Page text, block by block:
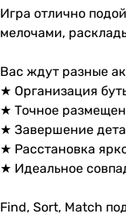
Игра отлично
мелочами,
Вас ждут разные
★ Организация
★ Точное
★ Завершение
★ Расстановка
★ Идеальное
Find, Sort, Match